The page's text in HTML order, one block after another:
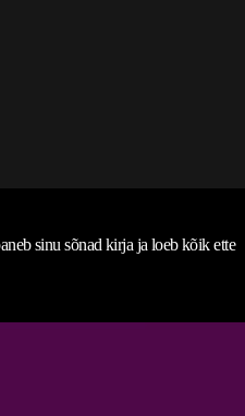
sinu sõnad kirja ja loeb kõik ette